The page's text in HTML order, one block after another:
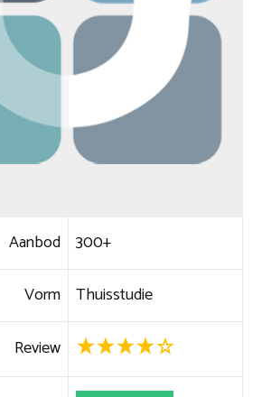
Aanbod 300+
Vorm Thuisstudie
Review